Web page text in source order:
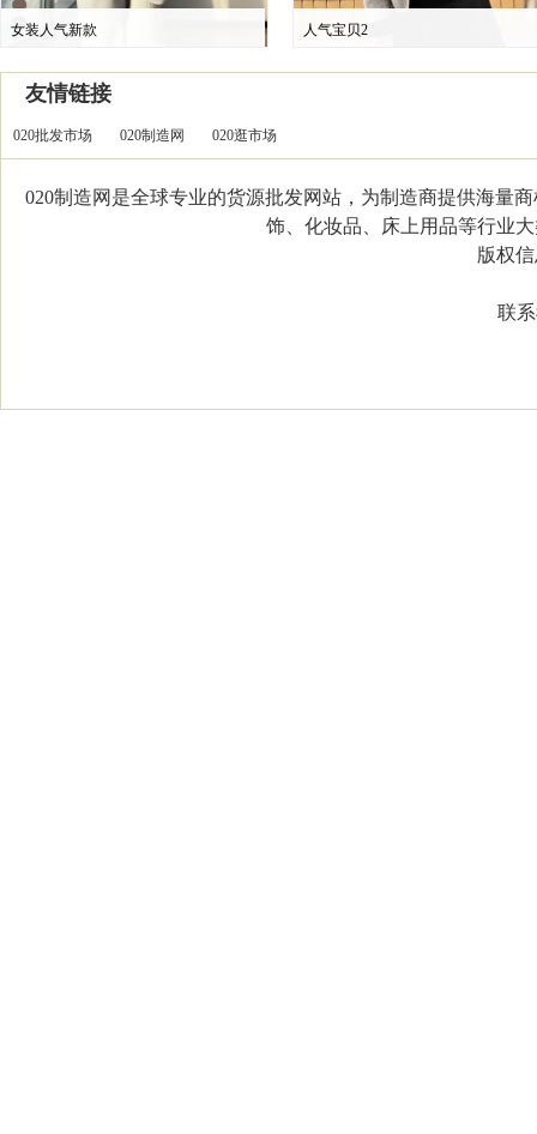
女装人气新款 人气宝贝2
友情链接
020批发市场 020制造网 020逛市场
020制造网是全球专业的货源批发网站，为制造商提供海量
饰、化妆品、床上用品等行业
版权信
联